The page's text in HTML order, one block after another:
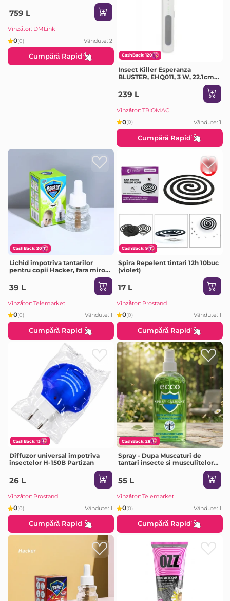
759 L
Vînzător: DMLink
0(0) Vândute: 2
Cumpără Rapid CashBack: 120
Insect Killer Esperanza
BLUSTER, EHQ011, 3 W, 22.1cm,
239 L
Vînzător: TRIOMAC
0(0) Vândute: 1
Cumpără Rapid
CashBack: 20
Lichid impotriva tantarilor
pentru copii Hacker, fara miros,
39 L
Vînzător: Telemarket
0(0) Vândute: 1
Cumpără Rapid
CashBack: 9
Spira Repelent tintari 12h 10buc
(violet)
17 L
Vînzător: Prostand
0(0) Vândute: 1
Cumpără Rapid
CashBack: 13
Diffuzor universal impotriva
insectelor H-150B Partizan
26 L
Vînzător: Prostand
0(0) Vândute: 1
Cumpără Rapid
CashBack: 28
Spray - Dupa Muscaturi de
tantari insecte si musculitelor
55 L
Vînzător: Telemarket
0(0) Vândute: 1
Cumpără Rapid